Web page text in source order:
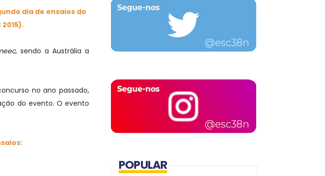
dia de ensaios do
2015).
, sendo a Austrália a
no ano passado,
do evento. O evento
POPULAR